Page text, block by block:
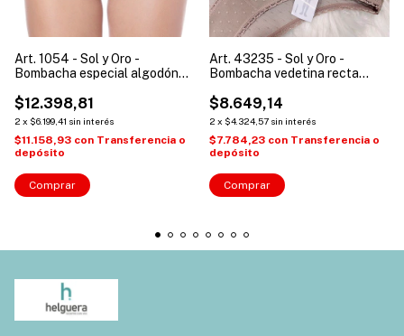
Art. 1054 - Sol y Oro -
Bombacha especial algodón
$12.398,81
2 x $6.199,41 sin interés
$11.158,93 con Transferencia o
depósito
Comprar
Art. 43235 - Sol y Oro -
Bombacha vedetina recta
$8.649,14
2 x $4.324,57 sin interés
$7.784,23 con Transferencia o
depósito
Comprar